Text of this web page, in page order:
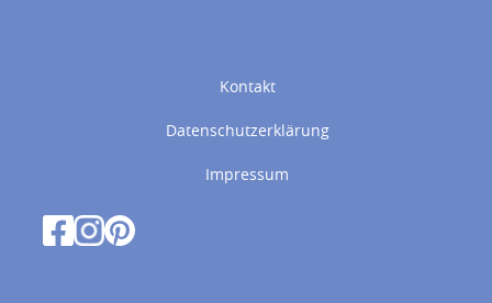
Kontakt
Datenschutzerklärung
Impressum